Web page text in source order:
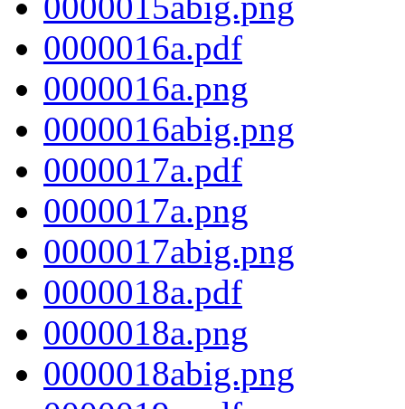
0000016a.pdf
0000016a.png
0000016abig.png
0000017a.pdf
0000017a.png
0000017abig.png
0000018a.pdf
0000018a.png
0000018abig.png